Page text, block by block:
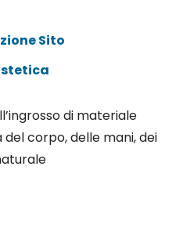
Sito
di materiale
corpo, delle mani, dei